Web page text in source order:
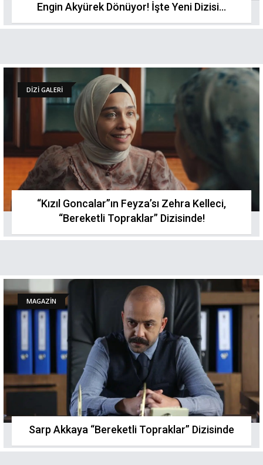
Engin Akyürek Dönüyor! İşte Yeni Dizisi...
DİZİ GALERİ
“Kızıl Goncalar”ın Feyza’sı Zehra Kelleci,
“Bereketli Topraklar” Dizisinde!
MAGAZİN
Sarp Akkaya “Bereketli Topraklar” Dizisinde